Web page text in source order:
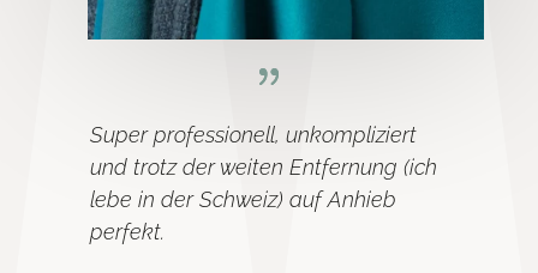
Super professionell, unkompliziert
und trotz der weiten Entfernung (ich
lebe in der Schweiz) auf Anhieb
perfekt.